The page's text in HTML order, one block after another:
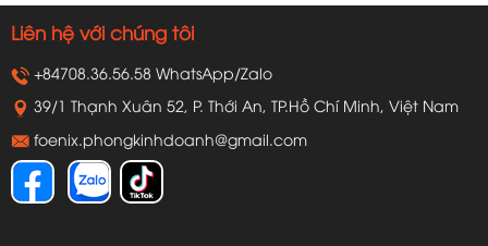
Liên hệ với chúng tôi
+84708.36.56.58 WhatsApp/Zalo
39/1 Thạnh Xuân 52, P. Thới An, TP.Hồ Chí Minh, Việt Nam
foenix.phongkinhdoanh@gmail.com